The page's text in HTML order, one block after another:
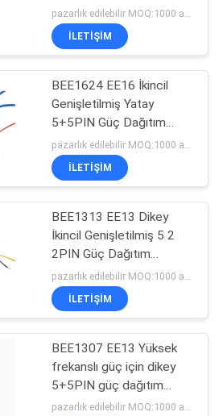
34
Korumalı
279
pazarlık edilebilir MOQ:1000 adet
İLETIŞIM
BEE1624 EE16 İkincil
Genişletilmiş Yatay
5+5PIN Güç Dağıtım
Transformatörü Statik
Elektrik Cihazı
İLETIŞIM
BEE1313 EE13 Dikey
İkincil Genişletilmiş 5 2
2PIN Güç Dağıtım
Transformatörü, 3 Fazlı
Güç İletimi İçin
İLETIŞIM
BEE1307 EE13 Yüksek
frekanslı güç için dikey
5+5PIN güç dağıtım
transformatörü
pazarlık edilebilir MOQ:1000 adet